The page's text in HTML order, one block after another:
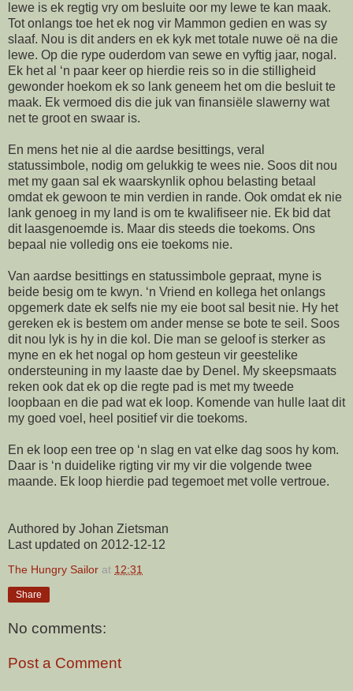
lewe is ek regtig vry om besluite oor my lewe te kan maak.
Tot onlangs toe het ek nog vir Mammon gedien en was sy
slaaf. Nou is dit anders en ek kyk met totale nuwe oë na die
lewe. Op die rype ouderdom van sewe en vyftig jaar, nogal.
Ek het al ‘n paar keer op hierdie reis so in die stilligheid
gewonder hoekom ek so lank geneem het om die besluit te
maak. Ek vermoed dis die juk van finansiële slawerny wat
net te groot en swaar is.
En mens het nie al die aardse besittings, veral
statussimbole, nodig om gelukkig te wees nie. Soos dit nou
met my gaan sal ek waarskynlik ophou belasting betaal
omdat ek gewoon te min verdien in rande. Ook omdat ek nie
lank genoeg in my land is om te kwalifiseer nie. Ek bid dat
dit laasgenoemde is. Maar dis steeds die toekoms. Ons
bepaal nie volledig ons eie toekoms nie.
Van aardse besittings en statussimbole gepraat, myne is
beide besig om te kwyn. ‘n Vriend en kollega het onlangs
opgemerk date ek selfs nie my eie boot sal besit nie. Hy het
gereken ek is bestem om ander mense se bote te seil. Soos
dit nou lyk is hy in die kol. Die man se geloof is sterker as
myne en ek het nogal op hom gesteun vir geestelike
ondersteuning in my laaste dae by Denel. My skeepsmaats
reken ook dat ek op die regte pad is met my tweede
loopbaan en die pad wat ek loop. Komende van hulle laat dit
my goed voel, heel positief vir die toekoms.
En ek loop een tree op ‘n slag en vat elke dag soos hy kom.
Daar is ‘n duidelike rigting vir my vir die volgende twee
maande. Ek loop hierdie pad tegemoet met volle vertroue.
Authored by Johan Zietsman
Last updated on 2012-12-12
The Hungry Sailor at 12:31
Share
No comments:
Post a Comment